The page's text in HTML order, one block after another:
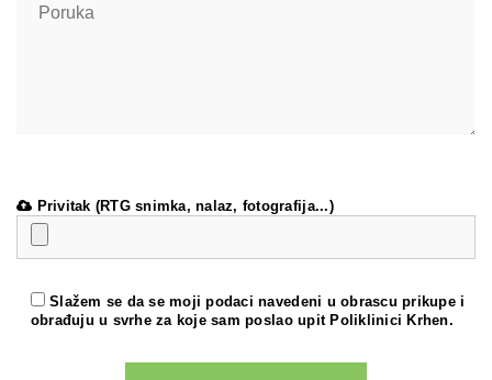
Privitak (RTG snimka, nalaz, fotografija...)
Slažem se da se moji podaci navedeni u obrascu prikupe i
obrađuju u svrhe za koje sam poslao upit Poliklinici Krhen.